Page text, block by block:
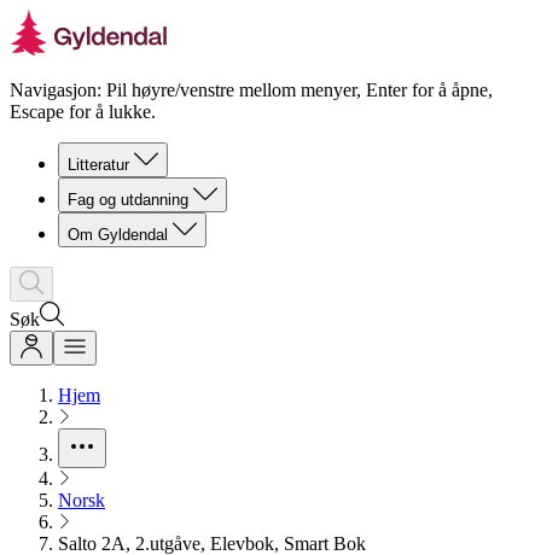
Navigasjon: Pil høyre/venstre mellom menyer, Enter for å åpne,
Escape for å lukke.
Litteratur
Fag og utdanning
Om Gyldendal
Søk
Hjem
Norsk
Salto 2A, 2.utgåve, Elevbok, Smart Bok